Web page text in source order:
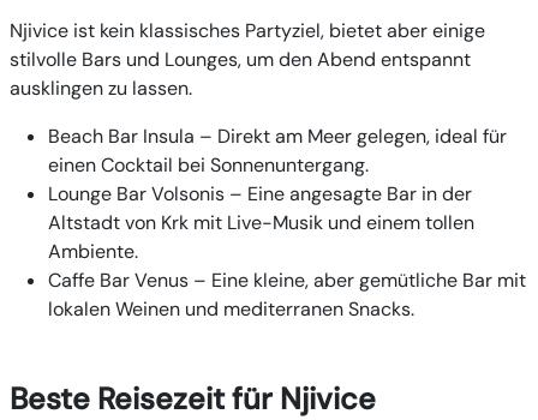
Njivice ist kein klassisches Partyziel, bietet aber einige
stilvolle Bars und Lounges, um den Abend entspannt
ausklingen zu lassen.
Beach Bar Insula – Direkt am Meer gelegen, ideal für
einen Cocktail bei Sonnenuntergang.
Lounge Bar Volsonis – Eine angesagte Bar in der
Altstadt von Krk mit Live-Musik und einem tollen
Ambiente.
Caffe Bar Venus – Eine kleine, aber gemütliche Bar mit
lokalen Weinen und mediterranen Snacks.
Beste Reisezeit für Njivice